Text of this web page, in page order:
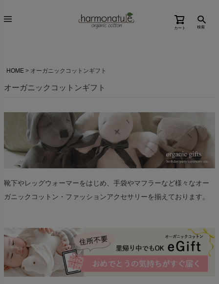
カート 検索
HOME オーガニックコットンギフト
オーガニックコットンギフト
靴下やレッグウォーマーをはじめ、手袋やマフラーなど様々なオー
ガニックコットン・ファッションアクセサリーを揃えております。